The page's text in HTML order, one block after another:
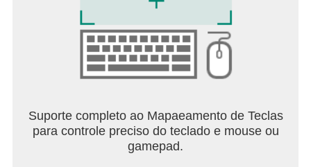
Suporte completo ao Mapaeamento de Teclas
para controle preciso do teclado e mouse ou
gamepad.